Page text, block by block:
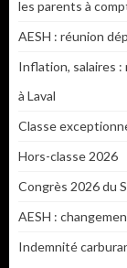
les parents à
AESH : réunion
Inflation, salaires :
à Laval
Classe
Hors-classe 2026
Congrès 2026 du
AESH :
Indemnité